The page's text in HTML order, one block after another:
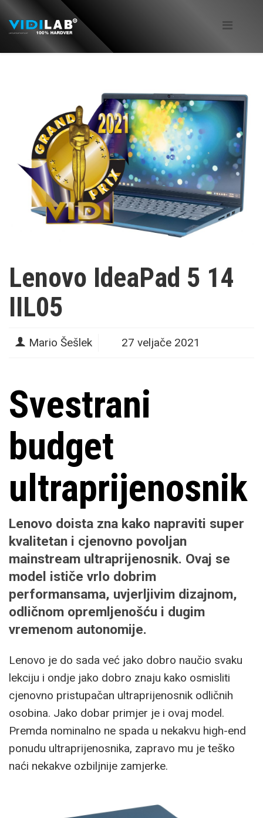
Lenovo IdeaPad 5 14
IIL05
Mario Šešlek 27 veljače 2021
Svestrani
budget
ultraprijenosnik
Lenovo doista zna kako napraviti super
kvalitetan i cjenovno povoljan
mainstream ultraprijenosnik. Ovaj se
model ističe vrlo dobrim
performansama, uvjerljivim dizajnom,
odličnom opremljenošću i dugim
vremenom autonomije.
Lenovo je do sada već jako dobro naučio svaku
lekciju i ondje jako dobro znaju kako osmisliti
cjenovno pristupačan ultraprijenosnik odličnih
osobina. Jako dobar primjer je i ovaj model.
Premda nominalno ne spada u nekakvu high-end
ponudu ultraprijenosnika, zapravo mu je teško
naći nekakve ozbiljnije zamjerke.